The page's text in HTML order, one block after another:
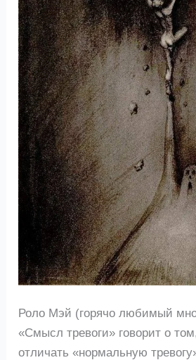
Роло Мэй (горячо любимый
«Смысл тревоги» говорит о
отличать «нормальную